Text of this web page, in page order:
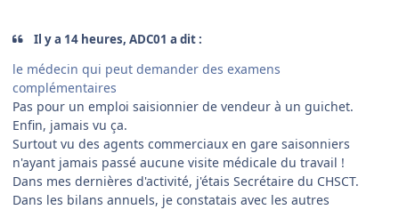
Il y a 14 heures, ADC01 a dit :
le médecin qui peut demander des examens
complémentaires
Pas pour un emploi saisionnier de vendeur à un guichet.
Enfin, jamais vu ça.
Surtout vu des agents commerciaux en gare saisonniers
n'ayant jamais passé aucune visite médicale du travail !
Dans mes dernières d'activité, j'étais Secrétaire du CHSCT.
Dans les bilans annuels, je constatais avec les autres